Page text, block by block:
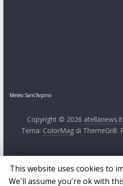
Meteo Sant'Arpino
Copyright © 2026 atellanews.it
Tema: ColorMagdi ThemeGrill.
This website uses cookies to
We'll assume you're ok with